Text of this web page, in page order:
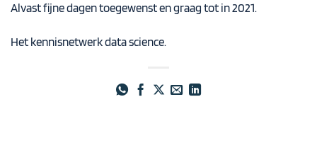
Alvast fijne dagen toegewenst en graag tot in 2021.
Het kennisnetwerk data science.